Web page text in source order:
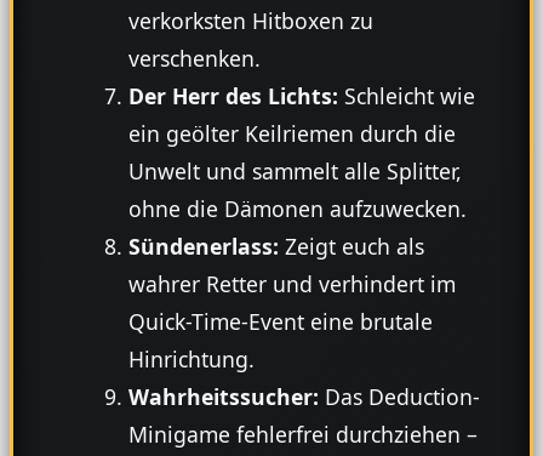
verkorksten Hitboxen zu
verschenken.
Der Herr des Lichts: Schleicht wie
ein geölter Keilriemen durch die
Unwelt und sammelt alle Splitter,
ohne die Dämonen aufzuwecken.
Sündenerlass: Zeigt euch als
wahrer Retter und verhindert im
Quick-Time-Event eine brutale
Hinrichtung.
Wahrheitssucher: Das Deduction-
Minigame fehlerfrei durchziehen –